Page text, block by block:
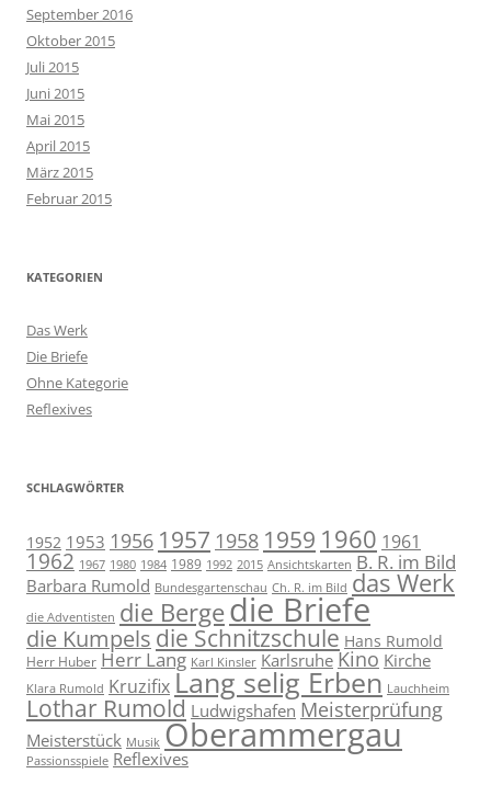
September 2016
Oktober 2015
Juli 2015
Juni 2015
Mai 2015
April 2015
März 2015
Februar 2015
KATEGORIEN
Das Werk
Die Briefe
Ohne Kategorie
Reflexives
SCHLAGWÖRTER
1952 1953 1956 1957 1958 1959 1960 1961
1962 1967 1980 1984 1989 1992 2015 Ansichtskarten B. R. im Bild
Barbara Rumold Bundesgartenschau Ch. R. im Bild das Werk
die Adventisten die Bergedie Briefe
die Kumpels die Schnitzschule Hans Rumold
Herr Huber Herr Lang Karl Kinsler Karlsruhe Kino Kirche
Klara Rumold Kruzifix Lang selig Erben Lauchheim
Lothar Rumold Ludwigshafen Meisterprüfung
Meisterstück Musik Oberammergau
Passionsspiele Reflexives